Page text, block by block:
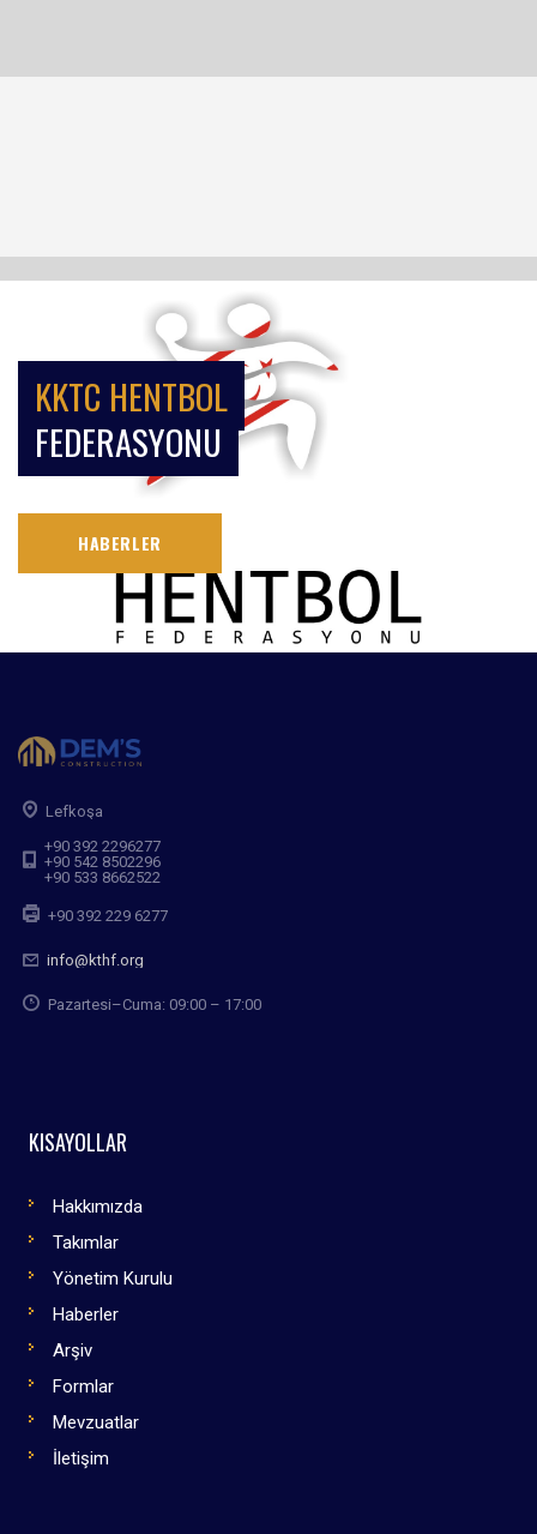
KKTC HENTBOL
FEDERASYONU
HABERLER
Lefkoşa
+90 392 2296277
+90 542 8502296
+90 533 8662522
+90 392 229 6277
info@kthf.org
Pazartesi–Cuma: 09:00 – 17:00
KISAYOLLAR
Hakkımızda
Takımlar
Yönetim Kurulu
Haberler
Arşiv
Formlar
Mevzuatlar
İletişim